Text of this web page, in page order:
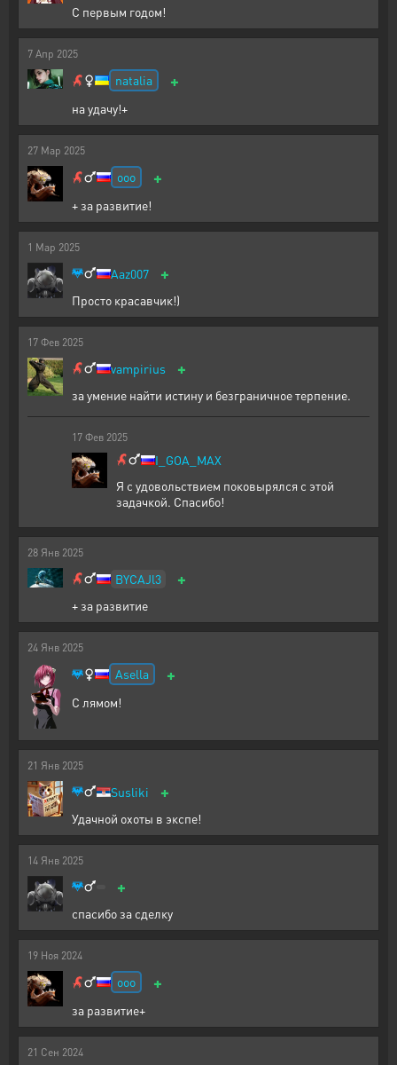
С первым годом!
7 Апр 2025
natalia +
на удачу!+
27 Мар 2025
ooo +
+ за развитие!
1 Мар 2025
Aaz007 +
Просто красавчик!)
17 Фев 2025
vampirius +
за умение найти истину и безграничное терпение.
17 Фев 2025
I_GOA_MAX
Я с удовольствием поковырялся с этой
задачкой. Спасибо!
28 Янв 2025
BYCAJl3 +
+ за развитие
24 Янв 2025
Asella +
С лямом!
21 Янв 2025
Susliki +
Удачной охоты в экспе!
14 Янв 2025
+
спасибо за сделку
19 Ноя 2024
ooo +
за развитие+
21 Сен 2024